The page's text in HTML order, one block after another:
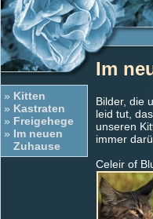
» Kitten
» Kastraten
» Freigehege
» Im neuen
Zuhause
Im
Bilder, die
leid tut,
unseren
immer
Celeir of